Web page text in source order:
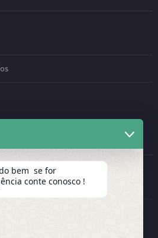
DA FENINFRA? NÃO TOME
bem se for
conte conosco !